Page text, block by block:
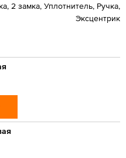
2 замка, Уплотнитель, Ручка,
Эксцентрик